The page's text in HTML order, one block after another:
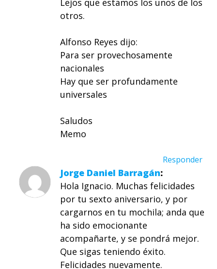
Lejos que estamos los unos de los
otros.
Alfonso Reyes dijo:
Para ser provechosamente
nacionales
Hay que ser profundamente
universales
Saludos
Memo
Responder
Jorge Daniel Barragán
Hola Ignacio. Muchas felicidades
por tu sexto aniversario, y por
cargarnos en tu mochila; anda que
ha sido emocionante
acompañarte, y se pondrá mejor.
Que sigas teniendo éxito.
Felicidades nuevamente.